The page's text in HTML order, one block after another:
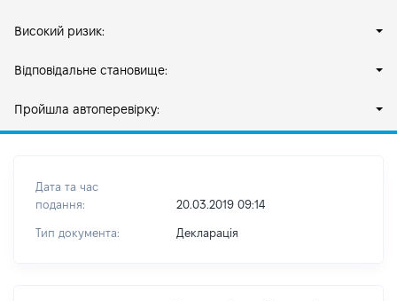
Високий ризик:
Відповідальне становище:
Пройшла автоперевірку:
Дата та час
подання:
20.03.2019 09:14
Тип документа: Декларація